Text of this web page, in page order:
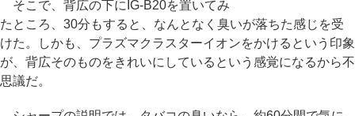
そこで、背広の下にIG-B20を置いてみ
たところ、30分もすると、なんとなく臭いが落ちた感じを受
けた。しかも、プラズマクラスターイオンをかけるという印象
が、背広そのものをきれいにしているという感覚になるから不
思議だ。